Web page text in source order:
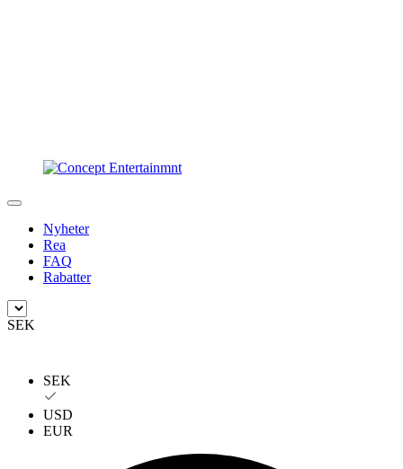
Nyheter
Rea
FAQ
Rabatter
SEK
SEK
USD
EUR